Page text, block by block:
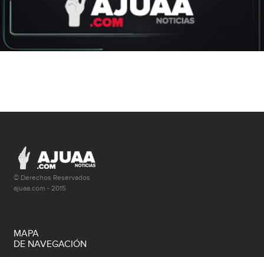
© Derechos Reservados
ajuaa.com - 2015
MAPA
DE NAVEGACIÓN